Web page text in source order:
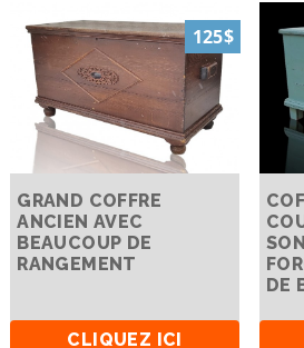
125$
GRAND COFFRE
ANCIEN AVEC
BEAUCOUP DE
RANGEMENT
CLIQUEZ ICI
DE